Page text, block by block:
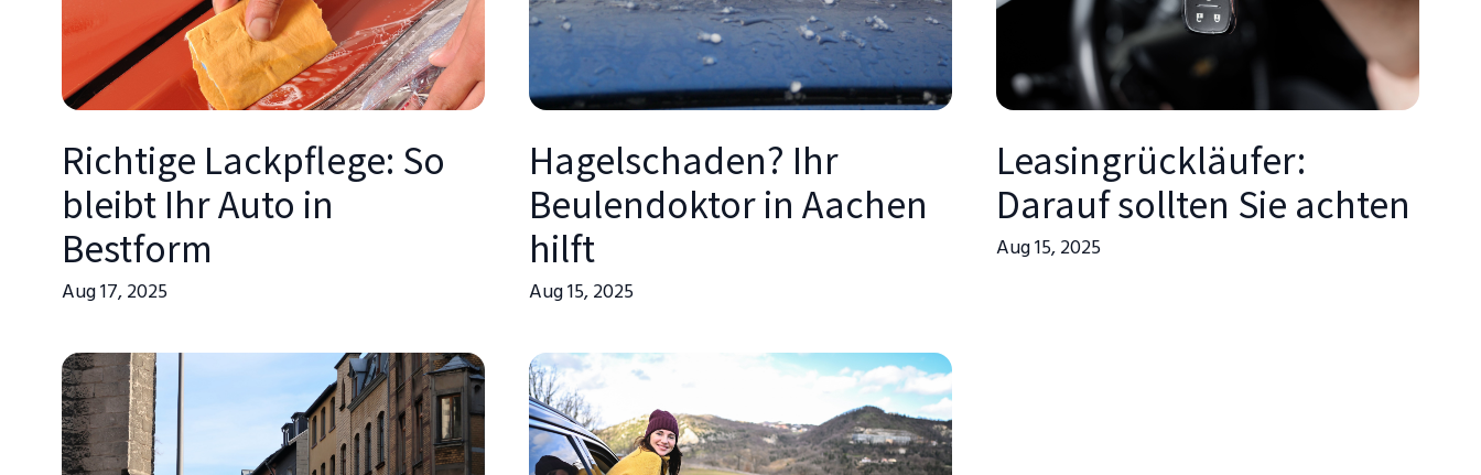
Richtige Lackpflege: So
bleibt Ihr Auto in
Bestform
Aug 17, 2025
Hagelschaden? Ihr
Beulendoktor in Aachen
hilft
Aug 15, 2025
Leasingrückläufer:
Darauf sollten Sie achten
Aug 15, 2025